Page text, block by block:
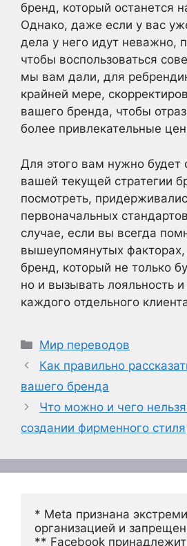
бренд, который останется
Однако, даже если у вас
дела у него идут неважно,
чтобы воспользоваться
мы вам дали, для
крайней мере,
вашего бренда, чтобы
более привлекательные
Для этого вам нужно будет
вашей текущей стратегии
посмотреть,
первоначальных
случае, если вы всегда
вышеупомянутых факторах,
бренд, который не только
но и вызывать лояльность и
каждого отдельного
Рубрики
Мир переводов
Как правильно
вашего бренда
Что можно и чего
создании фирменного стиля
* Meta признана
организацией и
** Facebook